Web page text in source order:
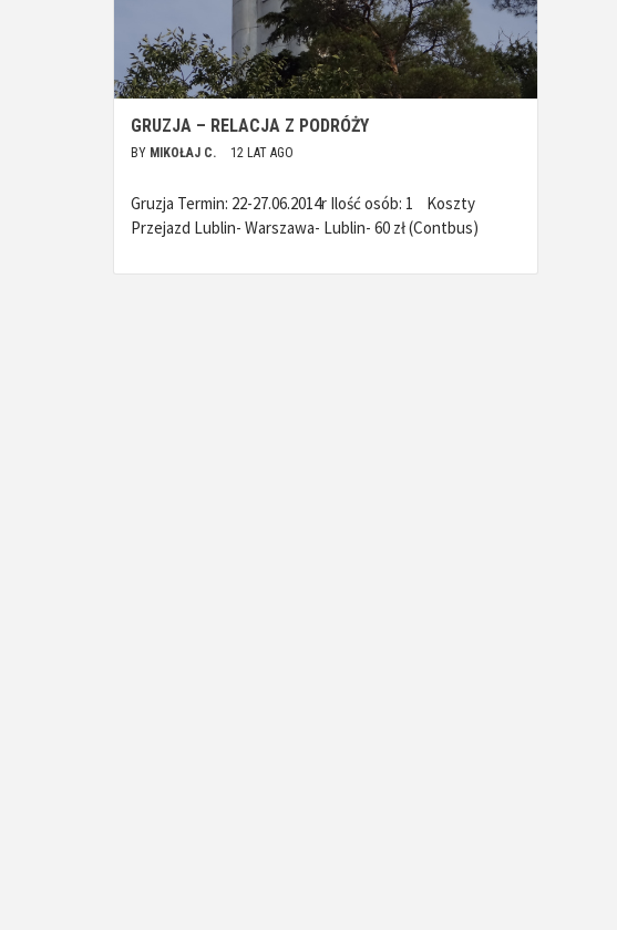
GRUZJA – RELACJA Z PODRÓŻY
BY MIKOŁAJ C. 12 LAT AGO
Gruzja Termin: 22-27.06.2014r Ilość osób: 1 Koszty
Przejazd Lublin- Warszawa- Lublin- 60 zł (Contbus)